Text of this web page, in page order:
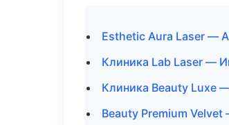
Esthetic Aura Laser —
Клиника Lab Laser —
Клиника Beauty Luxe
Beauty Premium